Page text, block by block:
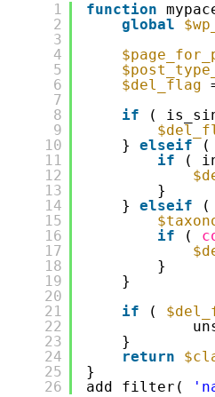
1
2
3
4
5
6
7
8
9
10
11
12
13
14
15
16
17
18
19
20
21
22
23
24
25
26
function
global
$del_flag
if
(
} elseif
(
if
(
}
} elseif
(
if
(
}
}
if
(
}
return
}
add_filter(